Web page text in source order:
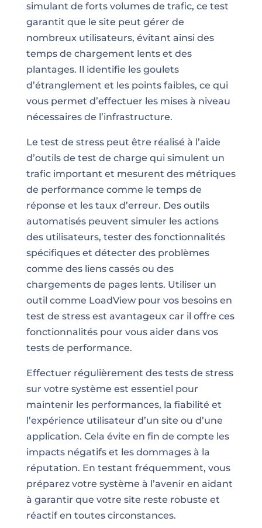
simulant de forts volumes de trafic, ce test
garantit que le site peut gérer de
nombreux utilisateurs, évitant ainsi des
temps de chargement lents et des
plantages. Il identifie les goulets
d’étranglement et les points faibles, ce qui
vous permet d’effectuer les mises à niveau
nécessaires de l’infrastructure.
Le test de stress peut être réalisé à l’aide
d’outils de test de charge qui simulent un
trafic important et mesurent des métriques
de performance comme le temps de
réponse et les taux d’erreur. Des outils
automatisés peuvent simuler les actions
des utilisateurs, tester des fonctionnalités
spécifiques et détecter des problèmes
comme des liens cassés ou des
chargements de pages lents. Utiliser un
outil comme LoadView pour vos besoins en
test de stress est avantageux car il offre ces
fonctionnalités pour vous aider dans vos
tests de performance.
Effectuer régulièrement des tests de stress
sur votre système est essentiel pour
maintenir les performances, la fiabilité et
l’expérience utilisateur d’un site ou d’une
application. Cela évite en fin de compte les
impacts négatifs et les dommages à la
réputation. En testant fréquemment, vous
préparez votre système à l’avenir en aidant
à garantir que votre site reste robuste et
réactif en toutes circonstances.